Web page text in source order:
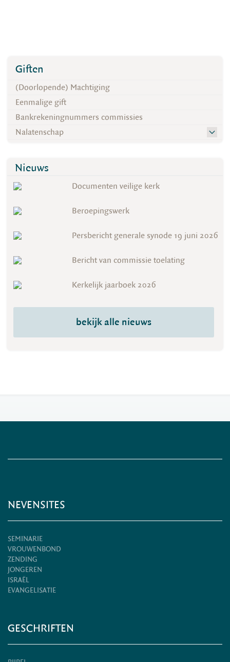
Giften
(Doorlopende) Machtiging
Eenmalige gift
Bankrekeningnummers commissies
Nalatenschap
Nieuws
Documenten veilige kerk
Beroepingswerk
Persbericht generale synode 19 juni 2026
Bericht van commissie toelating
Kerkelijk jaarboek 2026
bekijk alle nieuws
NEVENSITES
SEMINARIE
VROUWENBOND
ZENDING
JONGEREN
ISRAËL
EVANGELISATIE
GESCHRIFTEN